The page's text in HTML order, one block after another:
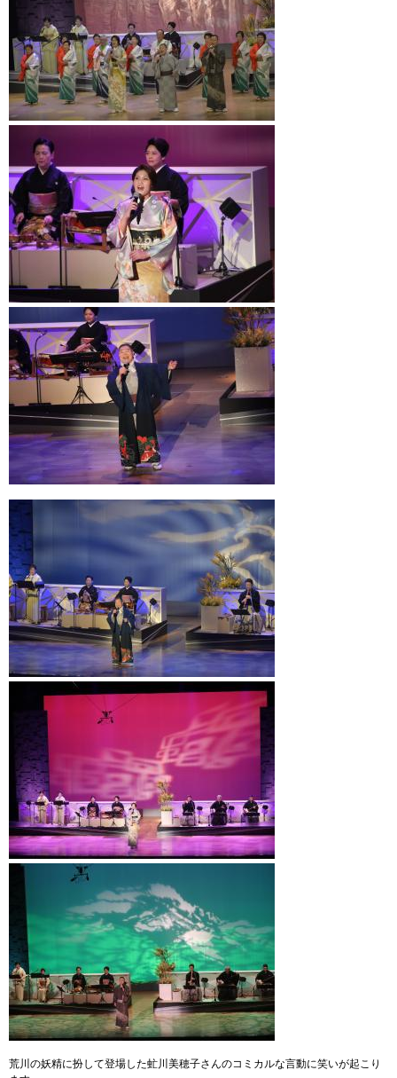
荒川の妖精に扮して登場した虻川美穂子さんのコミカルな言動に笑いが起こり